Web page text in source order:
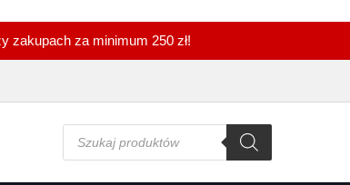
zakupach za minimum 250 zł!